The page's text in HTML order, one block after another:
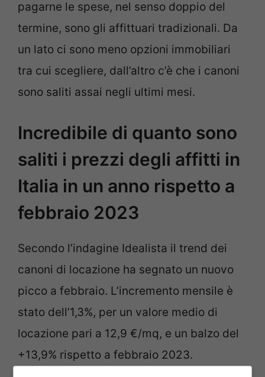
pagarne le spese, nel senso doppio del
termine, sono gli affittuari tradizionali. Da
un lato ci sono meno opzioni immobiliari
tra cui scegliere, dall’altro c’è che i canoni
sono saliti assai negli ultimi mesi.
Incredibile di quanto sono
saliti i prezzi degli affitti in
Italia in un anno rispetto a
febbraio 2023
Secondo l’indagine Idealista il trend dei
canoni di locazione ha segnato un nuovo
picco a febbraio. L’incremento mensile è
stato dell’1,3%, per un valore medio di
locazione pari a 12,9 €/mq, e un balzo del
+13,9% rispetto a febbraio 2023.